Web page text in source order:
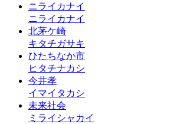
ニライカナイ
ニライカナイ
北茅ケ崎
キタチガサキ
ひたちなか市
ヒタチナカシ
今井孝
イマイタカシ
未来社会
ミライシャカイ